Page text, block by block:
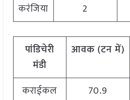
करंजिया
2
पांडिचेरी
मंडी
आवक (टनमें)
कराईकल 70.9